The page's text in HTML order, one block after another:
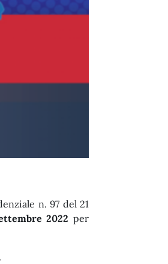
n. 97 del 21
2022 per
.